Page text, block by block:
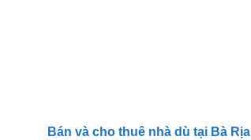
Bán và cho thuê nhà dù tại Bà Rịa